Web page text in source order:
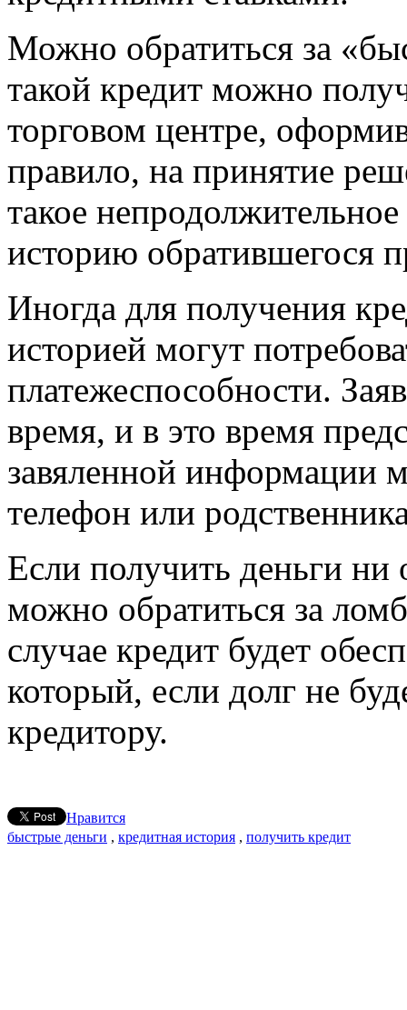
Можно обратиться за
такой кредит можно
торговом центре,
правило, на принятие
такое
историю обратившегося
Иногда для получения
историей могут
платежеспособности.
время, и в это время
завяленной информации
телефон или
Если получить деньги ни
можно обратиться за
случае кредит будет
который, если долг не
кредитору.
Нравится
быстрые деньги , кредитная история , получить кредит